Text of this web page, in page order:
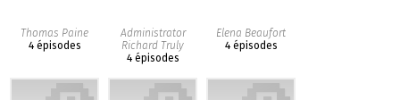
Thomas Paine
4 épisodes
Administrator
Richard Truly
4 épisodes
Elena Beaufort
4 épisodes